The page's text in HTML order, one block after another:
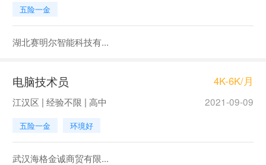
五险一金
湖北赛明尔智能科技有...
电脑技术员 4K-6K/月
江汉区 | 经验不限 | 高中 2021-09-09
五险一金 环境好
武汉海格金诚商贸有限...